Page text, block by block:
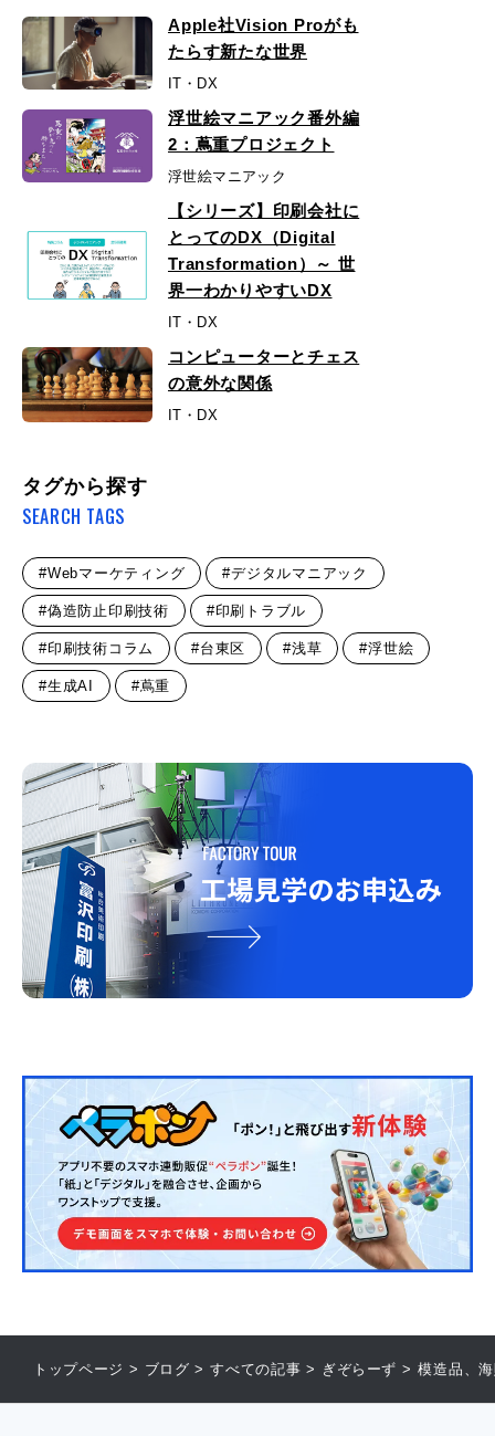
Apple社Vision Proがも
たらす新たな世界
IT・DX
浮世絵マニアック番外編
2：蔦重プロジェクト
浮世絵マニアック
【シリーズ】印刷会社に
とってのDX（Digital
Transformation）～ 世
界一わかりやすいDX
IT・DX
コンピューターとチェス
の意外な関係
IT・DX
タグから探す
SEARCH TAGS
#Webマーケティング #デジタルマニアック
#偽造防止印刷技術 #印刷トラブル
#印刷技術コラム #台東区 #浅草 #浮世絵
#生成AI #蔦重
トップページ > ブログ >すべての記事 > ぎぞらーず > 模造品、